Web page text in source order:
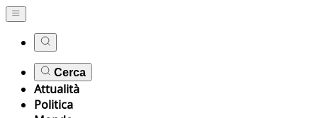
Cerca
Attualità
Politica